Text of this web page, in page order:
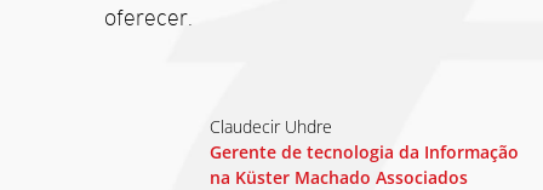
oferecer.
Claudecir Uhdre
Gerente de tecnologia da Informação
na Küster Machado Associados